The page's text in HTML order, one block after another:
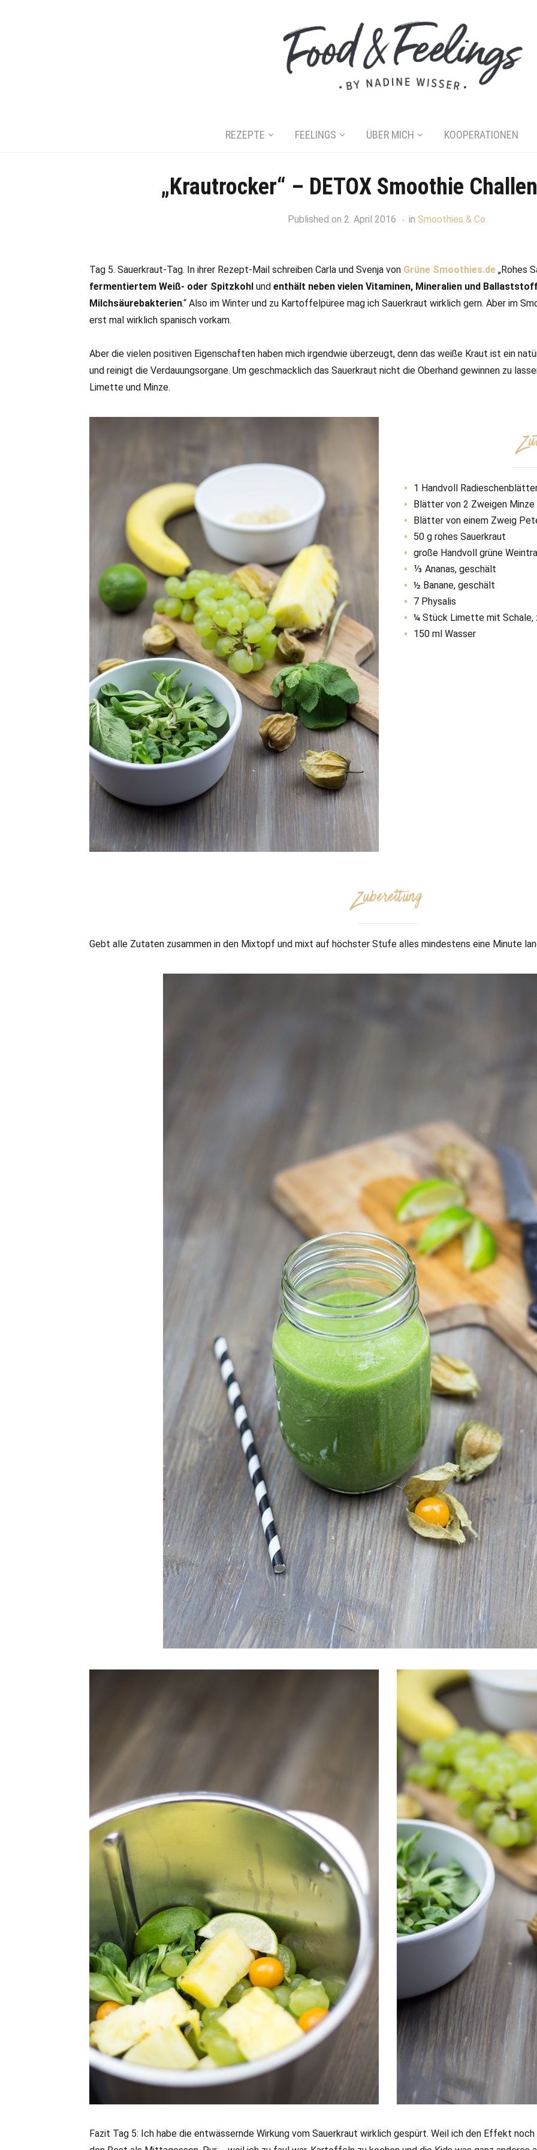
REZEPTE FEELINGS ÜBER MICH KOOPERATIONEN
„Krautrocker“ – DETOX Smoothie
Published on2. April 2016 inSmoothies & Co.
Tag 5. Sauerkraut-Tag. In ihrer Rezept-Mail schreiben Carla und Svenja von Grüne Smoothies.de„Rohes
fermentiertem Weiß- oder Spitzkohlund enthält neben vielen Vitaminen, Mineralien und
Milchsäurebakterien.“ Also im Winter und zu Kartoffelpüree mag ich Sauerkraut wirklich gern. Aber im
erst mal wirklich spanisch vorkam.
Aber die vielen positiven Eigenschaften haben mich irgendwie überzeugt, denn das weiße Kraut ist ein
und reinigt die Verdauungsorgane. Um geschmacklich das Sauerkraut nicht die Oberhand gewinnen zu
Limette und Minze.
1 Handvoll
Blätter von 2 Zweigen Minze
Blätter von einem Zweig
50 g rohes Sauerkraut
große Handvoll grüne
⅓ Ananas, geschält
½ Banane, geschält
7 Physalis
¼ Stück Limette mit Schale,
150 ml Wasser
Zubereitung
Gebt alle Zutaten zusammen in den Mixtopf und mixt auf höchster Stufe alles mindestens eine Minute
Fazit Tag 5: Ich habe die entwässernde Wirkung vom Sauerkraut wirklich gespürt. Weil ich den Effekt